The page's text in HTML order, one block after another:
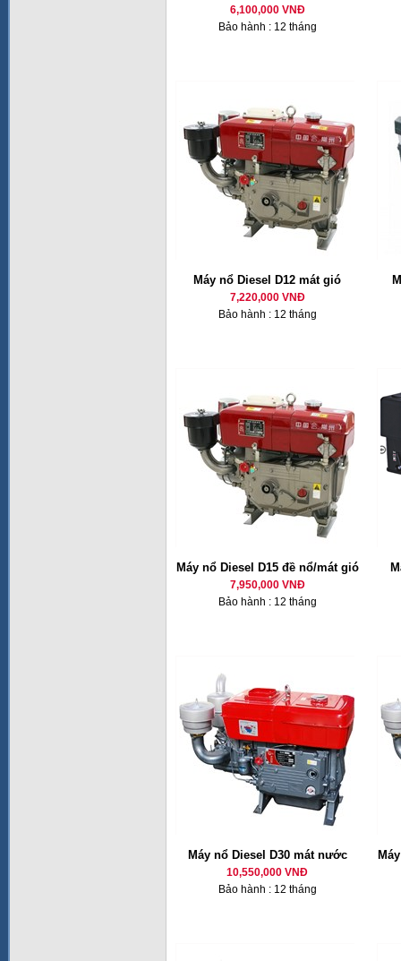
6,100,000 VNĐ
Bảo hành : 12 tháng
Máy nổ Diesel D12 mát gió
7,220,000 VNĐ
Bảo hành : 12 tháng
Máy nổ Diesel D15 đề nổ/mát gió
7,950,000 VNĐ
Bảo hành : 12 tháng
Máy nổ Diesel D30 mát nước
10,550,000 VNĐ
Bảo hành : 12 tháng